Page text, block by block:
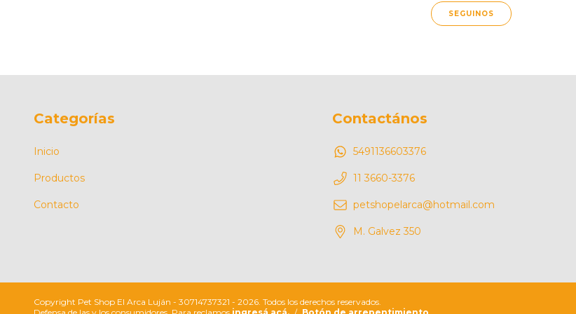
SEGUINOS
Categorías
Inicio
Productos
Contacto
Contactános
5491136603376
11 3660-3376
petshopelarca@hotmail.com
M. Galvez 350
Copyright Pet Shop El Arca Luján - 30714737321 - 2026. Todos los derechos reservados.